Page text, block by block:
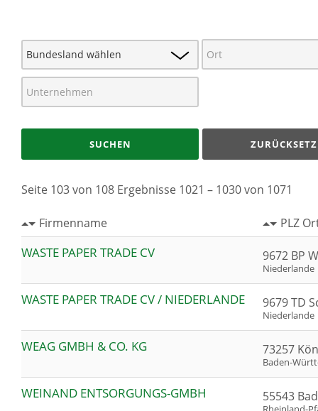
SUCHEN
Seite 103 von 108 Ergebnisse 1021 – 1030 von 1071
Firmenname PLZ
WASTE PAPER TRADE CV 9672 BP
Niederlande
WASTE PAPER TRADE CV / NIEDERLANDE 9679 TD
Niederlande
WEAG GMBH & CO. KG 73257
Baden-
WEINAND ENTSORGUNGS-GMBH 55543